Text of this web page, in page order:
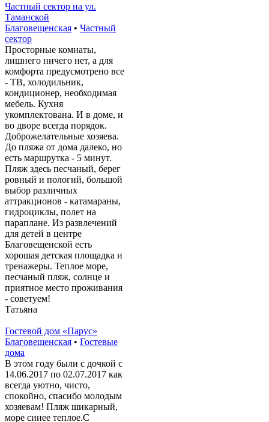
Частный сектор на ул.
Таманской
Благовещенская • Частный
сектор
Просторные комнаты,
лишнего ничего нет, а для
комфорта предусмотрено все
- ТВ, холодильник,
кондиционер, необходимая
мебель. Кухня
укомплектована. И в доме, и
во дворе всегда порядок.
Доброжелательные хозяева.
До пляжа от дома далеко, но
есть маршрутка - 5 минут.
Пляж здесь песчаный, берег
ровный и пологий, большой
выбор различных
аттракционов - катамараны,
гидроциклы, полет на
параплане. Из развлечений
для детей в центре
Благовещенской есть
хорошая детская площадка и
тренажеры. Теплое море,
песчаный пляж, солнце и
приятное место проживания
- советуем!
Татьяна
Гостевой дом «Парус»
Благовещенская • Гостевые
дома
В этом году были с дочкой с
14.06.2017 по 02.07.2017 как
всегда уютно, чисто,
спокойно, спасибо молодым
хозяевам! Пляж шикарный,
море синее теплое.С